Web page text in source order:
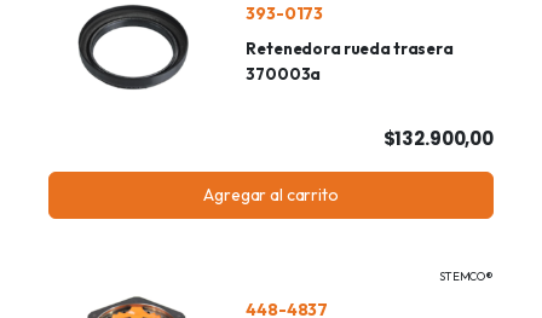
393-0173
Retenedora rueda trasera
370003a
$132.900,00
Agregar al carrito
STEMCO®
448-4837